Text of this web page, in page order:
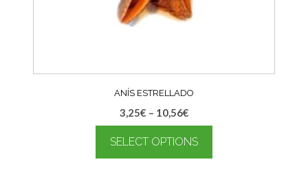
ANÍS ESTRELLADO
3,25€ – 10,56€
SELECT OPTIONS